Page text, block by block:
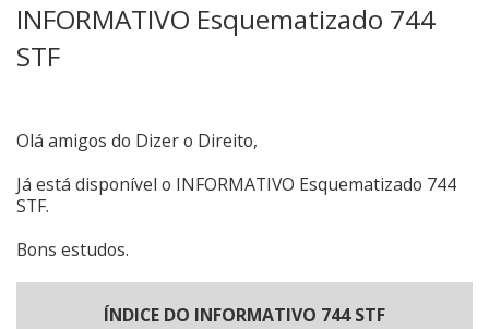
INFORMATIVO Esquematizado 744
STF
Olá amigos do Dizer o Direito,
Já está disponível o INFORMATIVO Esquematizado 744
STF.
Bons estudos.
ÍNDICE DO INFORMATIVO 744 STF